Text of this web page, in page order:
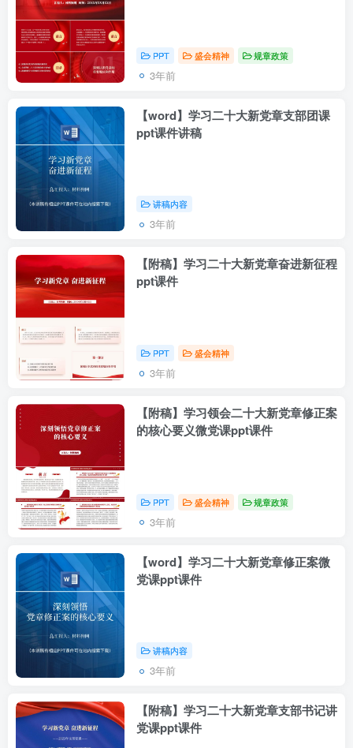
PPT 盛会精神 规章政策
3年前
【word】学习二十大新党章支部团课
ppt课件讲稿
讲稿内容
3年前
【附稿】学习二十大新党章奋进新征程
ppt课件
PPT 盛会精神
3年前
【附稿】学习领会二十大新党章修正案
的核心要义微党课ppt课件
PPT 盛会精神 规章政策
3年前
【word】学习二十大新党章修正案微
党课ppt课件
讲稿内容
3年前
【附稿】学习二十大新党章支部书记讲
党课ppt课件